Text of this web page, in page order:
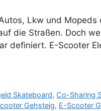
Lkw und Mopeds
die Straßen. Doch
definiert. E-Scooter
Skateboard, Co-Sharing
Gehsteig, E-Scooter